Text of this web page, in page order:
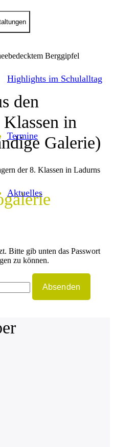
Highlights im Schulalltag
Termine
Aktuelles
den
in
Galerie)
der 8. Klassen in Ladurns
Bitte gib unten das Passwort
zu können.